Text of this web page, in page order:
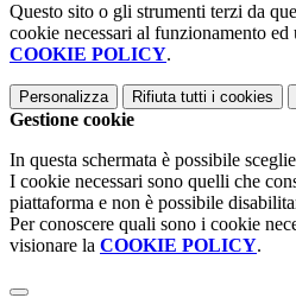
Questo sito o gli strumenti terzi da
cookie necessari al funzionamento
COOKIE POLICY.
Personalizza Rifiuta tutti i cookies
Gestione cookie
In questa schermata è possibile
I cookie necessari sono quelli che
piattaforma e non è possibile
Per conoscere quali sono i cookie
visionare la COOKIE POLICY.